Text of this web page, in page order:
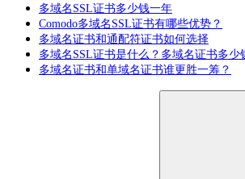
多域名SSL证书多少钱一年
Comodo多域名SSL证书有哪些优势？
多域名证书和通配符证书如何选择
多域名SSL证书是什么？多域名证书多少
多域名证书和单域名证书谁更胜一筹？